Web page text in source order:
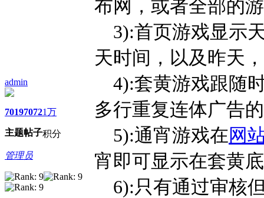
admin
7019
主题
7072
帖子
1万
积分
管理员
布网，或者全部的
3):首页游戏显示
天时间，以及昨天
4):套黄游戏跟随
多行重复连体广告
5):通宵游戏在网
宵即可显示在套黄
6):只有通过审核